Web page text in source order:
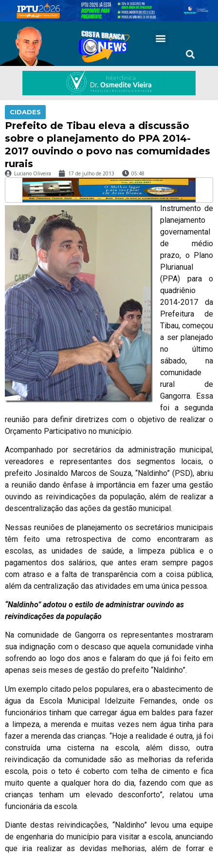
CIDADES
Prefeito de Tibau eleva a discussão
sobre o planejamento do PPA 2014-
2017 ouvindo o povo nas comumidades
rurais
Luciano Oliveira 17 de julho de 2013 05:48
Instrumento de
planejamento
governamental
de médio
prazo, o Plano
Plurianual
(PPA) para o
quadriênio
2014-2017 da
Prefeitura de
Tibau, começou
a ser planejado
no último
sábado, na
comunidade
rural de
Gangorra. Essa
foi a segunda
reunião para definir diretrizes com o objetivo de realizar o
Orçamento Participativo no município.
Acompanhado por secretários da administração municipal,
vereadores e representantes dos segmentos locais, o
prefeito Josinaldo Marcos de Souza, “Naldinho” (PSD), abriu
a reunião dando ênfase à importância em fazer uma gestão
ouvindo as reivindicações da população, além de realizar a
descentralização das ações da gestão municipal.
Nessas reuniões de planejamento os secretários municipais
têm feito uma retrospectiva de como encontraram as
escolas, as unidades de saúde, a limpeza pública e o
pagamentos dos salários, que antes eram sempre pagos
com atraso e a falta de transparência com a coisa pública,
além da centralização das atividades em uma única pessoa.
“Naldinho” adotou o estilo de administrar ouvindo as
reivindicações da população
Na comunidade de Gangorra os representantes mostraram
sua indignação com o descaso que aquela comunidade vinha
sofrendo ao logo dos anos e falaram do que já foi feito em
apenas seis meses de gestão do prefeito “Naldinho”.
Um exemplo citado pelos populares, era o abastecimento de
água da Escola Municipal Idelzuite Fernandes, onde os
funcionários tinham que carregar água em baldes para fazer
a limpeza, a merenda e muitas vezes nem água tinha para
fazer a merenda das crianças. “Hoje a realidade é outra, já foi
construída uma cisterna na escola, além disso, outra
reivindicação da comunidade são as melhorias da referida
escola, pois o teto é coberto com telha de cimento e fica
muito quente a qualquer hora do dia, fazendo com que as
crianças tenham um elevado desconforto”, relatou uma
funcionária da escola.
Diante destas reivindicações, “Naldinho” levou uma equipe
de engenharia do município para visitar a escola, anunciando
que iria realizar as devidas melhorias, além de forrar e